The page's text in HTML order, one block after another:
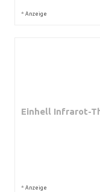
* Anzeige
Einhell Infrarot-
* Anzeige